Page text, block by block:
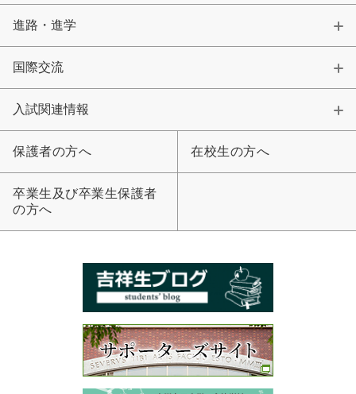
進路・進学
国際交流
入試関連情報
保護者の方へ 在校生の方へ
卒業生及び卒業生保護者
の方へ